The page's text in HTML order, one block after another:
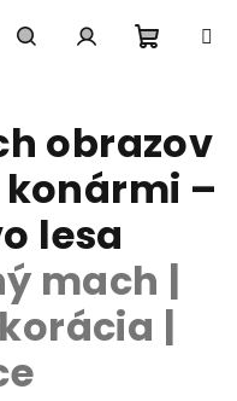
košík
obrazov
–
lesa
mach |
|